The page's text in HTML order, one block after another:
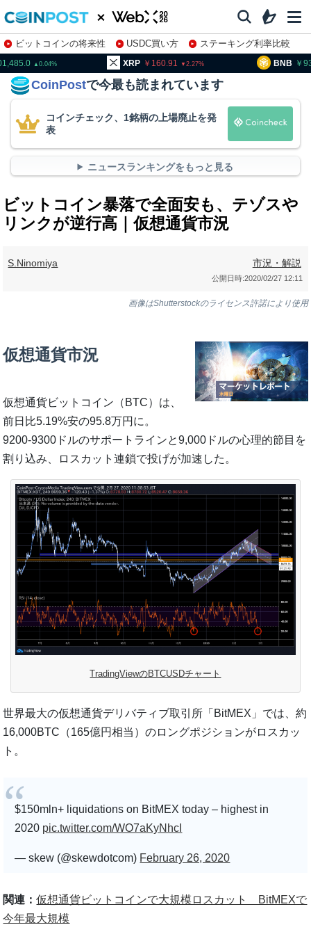
ビットコインの将来性 USDC買い方
ステーキング利率比較
株特集・関連銘柄
0.04 XRP 160.91 2.27 BNB
CoinPostで今最も読まれています
コインチェック、1銘柄の上場廃止を発
表
ニュースランキングをもっと見る
ビットコイン暴落で全面安も、テゾスや
リンクが逆行高｜仮想通貨市況
S.Ninomiya 市況・解説
公開日時:2020/02/27 12:11
画像はShutterstockのライセンス許諾により使用
仮想通貨市況
仮想通貨ビットコイン（BTC）は、
前日比5.19%安の95.8万円に。
9200-9300ドルのサポートラインと9,000ドルの心理的節目を
割り込み、ロスカット連鎖で投げが加速した。
TradingViewのBTCUSDチャート
世界最大の仮想通貨デリバティブ取引所「BitMEX」では、約
16,000BTC（165億円相当）のロングポジションがロスカッ
ト。
$150mln+ liquidations on BitMEX today – highest in
2020 pic.twitter.com/WO7aKyNhcI
— skew (@skewdotcom) February 26, 2020
関連：仮想通貨ビットコインで大規模ロスカット BitMEXで
今年最大規模